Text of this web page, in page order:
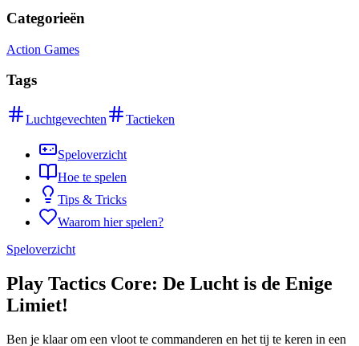
Categorieën
Action Games
Tags
Luchtgevechten Tactieken
Speloverzicht
Hoe te spelen
Tips & Tricks
Waarom hier spelen?
Speloverzicht
Play Tactics Core: De Lucht is de Enige
Limiet!
Ben je klaar om een vloot te commanderen en het tij te keren in een